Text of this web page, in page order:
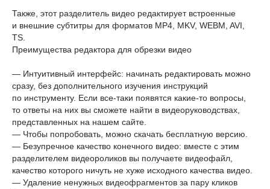
Также, этот разделитель видео редактирует встроенные
и внешние субтитры для форматов MP4, MKV, WEBM, AVI,
TS.
Преимущества редактора для обрезки видео
— Интуитивный интерфейс: начинать редактировать можно
сразу, без дополнительного изучения инструкций
по инструменту. Если все-таки появятся какие-то вопросы,
то ответы на них вы сможете найти в видеоруководствах,
представленных на нашем сайте.
— Чтобы попробовать, можно скачать бесплатную версию.
— Безупречное качество конечного видео: вместе с этим
разделителем видеороликов вы получаете видеофайл,
качество которого ничуть не хуже исходного качества видео.
— Удаление ненужных видеофрагментов за пару кликов